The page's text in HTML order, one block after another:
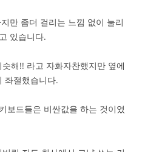
만 좀더 걸리는 느낌 없이 눌리
있습니다.
해!! 라고 자화자찬했지만 옆에
좌절했습니다.
보드들은 비싼값을 하는 것이였